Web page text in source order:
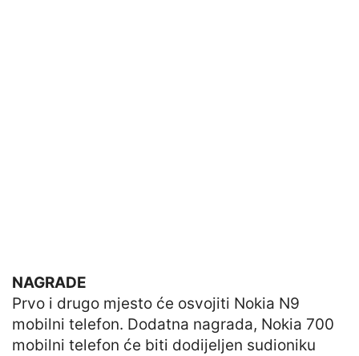
NAGRADE
Prvo i drugo mjesto će osvojiti Nokia N9
mobilni telefon. Dodatna nagrada, Nokia 700
mobilni telefon će biti dodijeljen sudioniku